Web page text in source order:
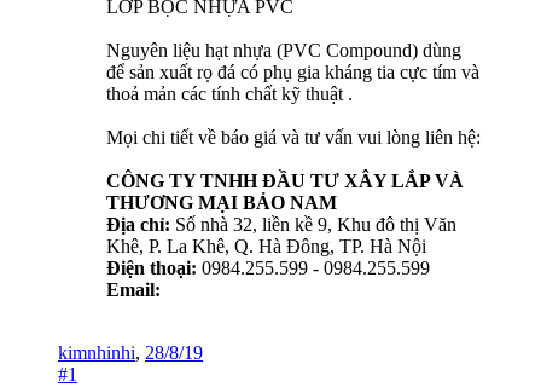
LỚP BỌC NHỰA PVC
Nguyên liệu hạt nhựa (PVC Compound) dùng
để sản xuất rọ đá có phụ gia kháng tia cực tím và
thoả mản các tính chất kỹ thuật .
Mọi chi tiết về báo giá và tư vấn vui lòng liên hệ:
CÔNG TY TNHH ĐẦU TƯ XÂY LẮP VÀ
THƯƠNG MẠI BẢO NAM
Địa chỉ: Số nhà 32, liền kề 9, Khu đô thị Văn
Khê, P. La Khê, Q. Hà Đông, TP. Hà Nội
Điện thoại: 0984.255.599 - 0984.255.599
Email:
kimnhinhi, 28/8/19
#1